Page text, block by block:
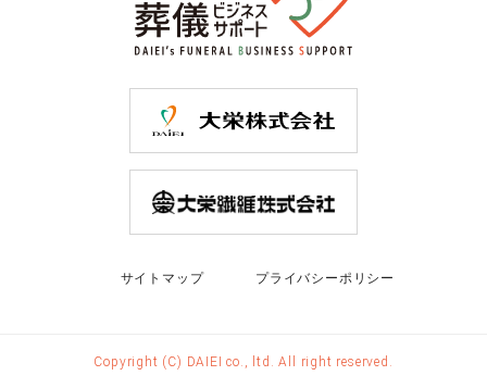
サイトマップ プライバシーポリシー
Copyright (C) DAIEI co., ltd. All right reserved.